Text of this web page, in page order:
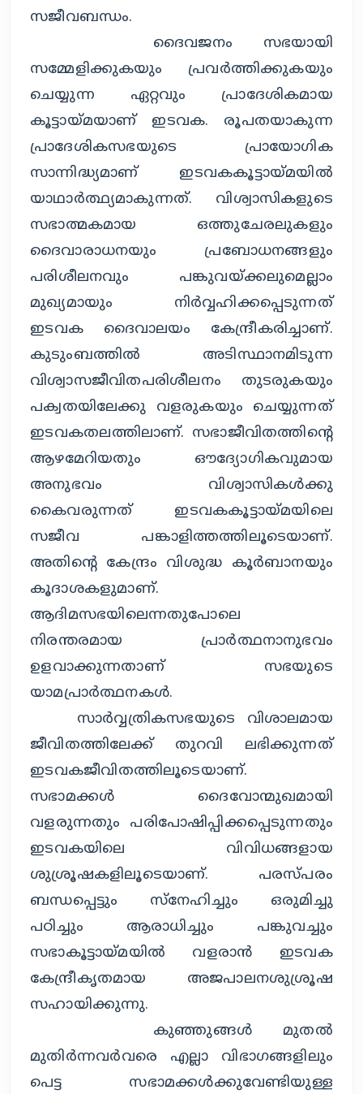
സജീവബന്ധം.
ദൈവജനം സഭയായി
സമ്മേളിക്കുകയും പ്രവര്‍ത്തിക്കുകയും
ചെയ്യുന്ന ഏറ്റവും പ്രാദേശികമായ
കൂട്ടായ്മയാണ് ഇടവക. രൂപതയാകുന്ന
പ്രാദേശികസഭയുടെ പ്രായോഗിക
സാന്നിദ്ധ്യമാണ് ഇടവകകൂട്ടായ്മയില്‍
യാഥാര്‍ത്ഥ്യമാകുന്നത്. വിശ്വാസികളുടെ
സഭാത്മകമായ ഒത്തുചേരലുകളും
ദൈവാരാധനയും പ്രബോധനങ്ങളും
പരിശീലനവും പങ്കുവയ്ക്കലുമെല്ലാം
മുഖ്യമായും നിര്‍വ്വഹിക്കപ്പെടുന്നത്
ഇടവക ദൈവാലയം കേന്ദ്രീകരിച്ചാണ്.
കുടുംബത്തില്‍ അടിസ്ഥാനമിടുന്ന
വിശ്വാസജീവിതപരിശീലനം തുടരുകയും
പക്വതയിലേക്കു വളരുകയും ചെയ്യുന്നത്
ഇടവകതലത്തിലാണ്. സഭാജീവിതത്തിന്റെ
ആഴമേറിയതും ഔദ്യോഗികവുമായ
അനുഭവം വിശ്വാസികള്‍ക്കു
കൈവരുന്നത് ഇടവകകൂട്ടായ്മയിലെ
സജീവ പങ്കാളിത്തത്തിലൂടെയാണ്.
അതിന്റെ കേന്ദ്രം വിശുദ്ധ കൂര്‍ബാനയും
കൂദാശകളുമാണ്.
ആദിമസഭയിലെന്നതുപോലെ
നിരന്തരമായ പ്രാര്‍ത്ഥനാനുഭവം
ഉളവാക്കുന്നതാണ് സഭയുടെ
യാമപ്രാര്‍ത്ഥനകള്‍.
സാര്‍വ്വത്രികസഭയുടെ വിശാലമായ
ജീവിതത്തിലേക്ക് തുറവി ലഭിക്കുന്നത്
ഇടവകജീവിതത്തിലൂടെയാണ്.
സഭാമക്കള്‍ ദൈവോന്മുഖമായി
വളരുന്നതും പരിപോഷിപ്പിക്കപ്പെടുന്നതും
ഇടവകയിലെ വിവിധങ്ങളായ
ശുശ്രൂഷകളിലൂടെയാണ്. പരസ്പരം
ബന്ധപ്പെട്ടും സ്‌നേഹിച്ചും ഒരുമിച്ചു
പഠിച്ചും ആരാധിച്ചും പങ്കുവച്ചും
സഭാകൂട്ടായ്മയില്‍ വളരാന്‍ ഇടവക
കേന്ദ്രീകൃതമായ അജപാലനശുശ്രൂഷ
സഹായിക്കുന്നു.
കുഞ്ഞുങ്ങള്‍ മുതല്‍
മുതിര്‍ന്നവര്‍വരെ എല്ലാ വിഭാഗങ്ങളിലും
പെട്ട സഭാമക്കള്‍ക്കുവേണ്ടിയുള്ള